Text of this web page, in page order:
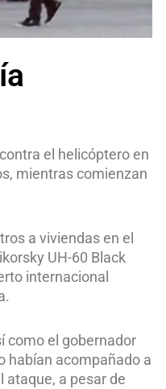
el helicóptero en
mientras comienzan
a viviendas en el
UH-60 Black
internacional
como el gobernador
habían acompañado a
ataque, a pesar de